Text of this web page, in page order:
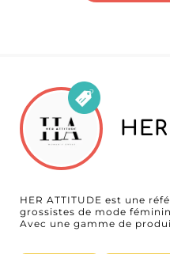
HER ATTITUDE est une
grossistes de mode
Avec une gamme de